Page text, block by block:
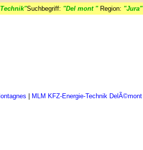
Suchbegriff: "Del mont "Region: "Jura"
MLM KFZ-Energie-Technik DelÃ©mont